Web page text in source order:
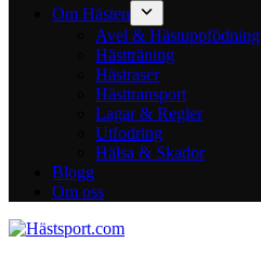
Om Hästen
Avel & Hästuppfödning
Hästträning
Hästraser
Hästtransport
Lagar & Regler
Utfodring
Hälsa & Skador
Blogg
Om oss